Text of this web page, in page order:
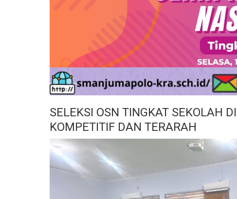
SELEKSI OSN TINGKAT SEKOLAH
KOMPETITIF DAN TERARAH